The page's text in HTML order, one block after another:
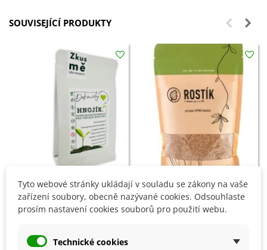
SOUVISEJÍCÍ PRODUKTY
Přidat do košíku
České organické hnojivo -
74 Kč
Přidat do košíku
Hnojivo Rostík - sypké - 1 l
Tyto webové stránky ukládají v souladu se zákony na vaše
zařízení soubory, obecně nazývané cookies. Odsouhlaste
prosím nastavení cookies souborů pro použití webu.
Technické cookies